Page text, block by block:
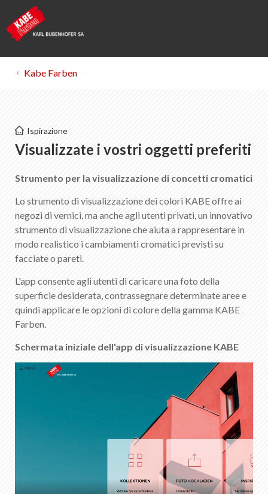
App di visualizzazione KABE
Lista dei preferiti 0
Informazioni su KABE Farben
Download
Punti vendita
Kabe Farben
Ispirazione
Visualizzate i vostri oggetti preferiti
Strumento per la visualizzazione di concetti cromatici
Lo strumento di visualizzazione dei colori KABE offre ai
negozi di vernici, ma anche agli utenti privati, un innovativo
strumento di visualizzazione che aiuta a rappresentare in
modo realistico i cambiamenti cromatici previsti su
facciate o pareti.
L'app consente agli utenti di caricare una foto della
superficie desiderata, contrassegnare determinate aree e
quindi applicare le opzioni di colore della gamma KABE
Farben.
Schermata iniziale dell'app di visualizzazione KABE